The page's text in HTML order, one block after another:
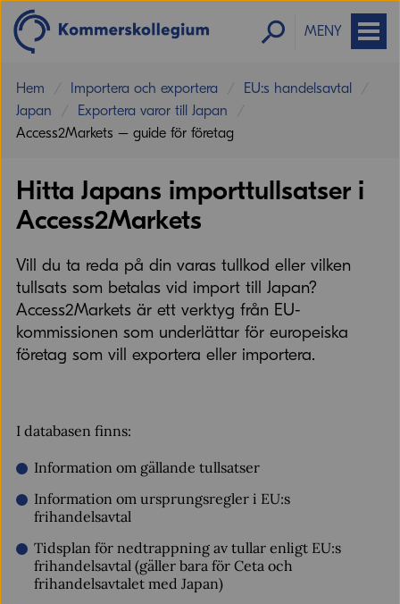
MENY
Hem Importera och exportera
EU:s handelsavtal
Japan
Exportera varor till Japan
Access2Markets – guide för företag
Hitta Japans importtullsatser i
Access2Markets
Vill du ta reda på din varas tullkod eller vilken
tullsats som betalas vid import till Japan?
Access2Markets är ett verktyg från EU-
kommissionen som underlättar för europeiska
företag som vill exportera eller importera.
I databasen finns:
Information om gällande tullsatser
Information om ursprungsregler i EU:s
frihandelsavtal
Tidsplan för nedtrappning av tullar enligt EU:s
frihandelsavtal (gäller bara för Ceta och
frihandelsavtalet med Japan)